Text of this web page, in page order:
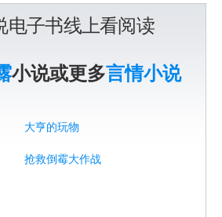
电子书线上看阅读
小说或更多言情小说
大亨的玩物
抢救倒霉大作战